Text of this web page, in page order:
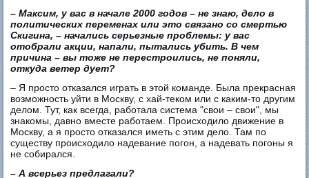
– Максим, у вас в начале 2000 годов – не знаю, дело в
политических переменах или это связано со смертью
Скигина, – начались серьезные проблемы: у вас
отобрали акции, напали, пытались убить. В чем
причина – вы тоже не перестроились, не поняли,
откуда ветер дует?
– Я просто отказался играть в этой команде. Была прекрасная
возможность уйти в Москву, с хай-теком или с каким-то другим
делом. Тут, как всегда, работала система "свои – свои", мы
знакомы, давно вместе работаем. Происходило движение в
Москву, а я просто отказался иметь с этим дело. Там по
существу происходило надевание погон, а надевать погоны я
не собирался.
– А всерьез предлагали?